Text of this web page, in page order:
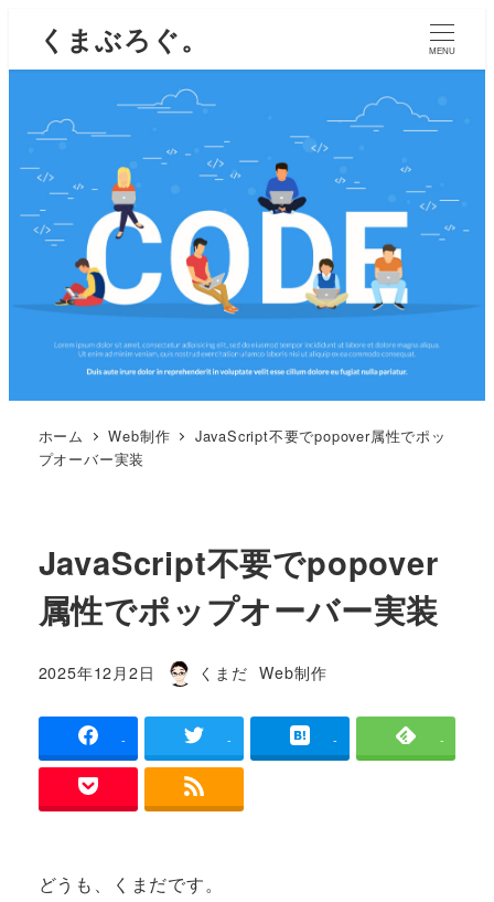
くまぶろぐ。 MENU
ホーム Web制作
JavaScript不要でpopover属性でポッ
プオーバー実装
JavaScript不要でpopover
属性でポップオーバー実装
投稿日
2025年12月2日
著
くまだ カテゴリー
Web制作
- - - -
どうも、くまだです。